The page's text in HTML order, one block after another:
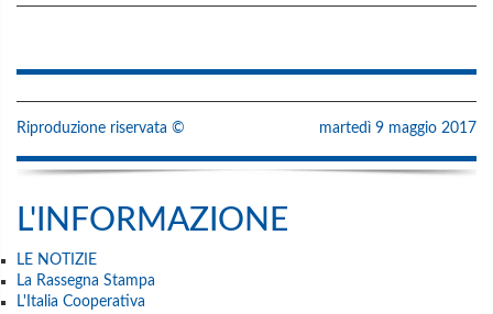
Riproduzione riservata © martedì 9 maggio 2017
L'INFORMAZIONE
LE NOTIZIE
La Rassegna Stampa
L'Italia Cooperativa